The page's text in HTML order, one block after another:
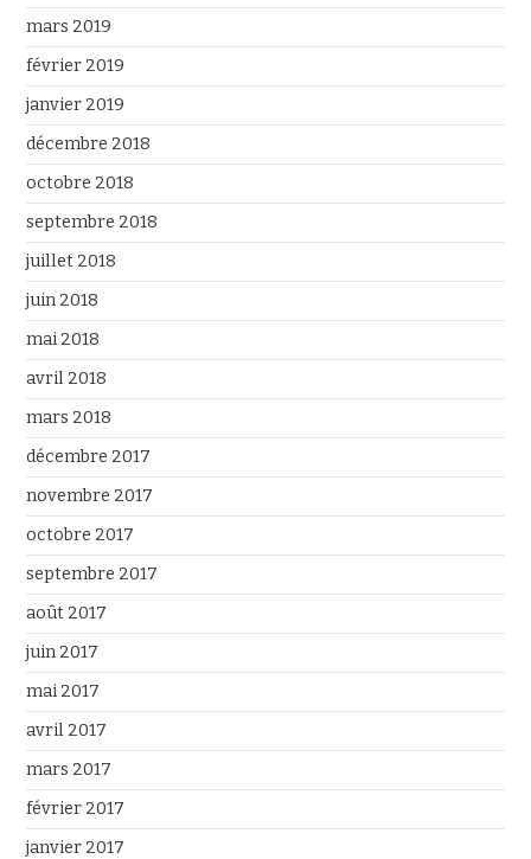
mars 2019
février 2019
janvier 2019
décembre 2018
octobre 2018
septembre 2018
juillet 2018
juin 2018
mai 2018
avril 2018
mars 2018
décembre 2017
novembre 2017
octobre 2017
septembre 2017
août 2017
juin 2017
mai 2017
avril 2017
mars 2017
février 2017
janvier 2017